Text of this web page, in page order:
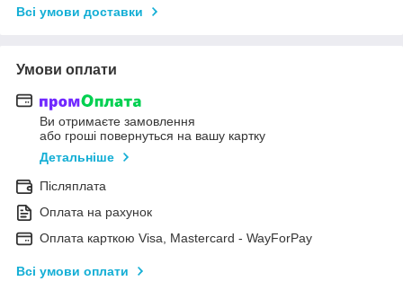
Всі умови доставки
Умови оплати
Ви отримаєте замовлення
або гроші повернуться на вашу картку
Детальніше
Післяплата
Оплата на рахунок
Оплата карткою Visa, Mastercard - WayForPay
Всі умови оплати